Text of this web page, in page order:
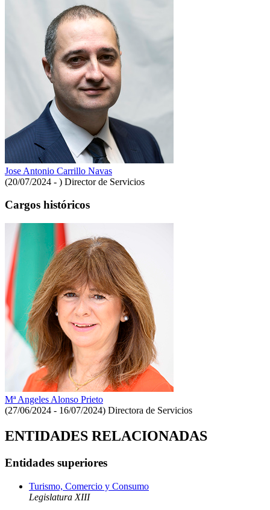
Jose Antonio Carrillo Navas
(20/07/2024 - ) Director de Servicios
Cargos históricos
Mª Angeles Alonso Prieto
(27/06/2024 - 16/07/2024) Directora de Servicios
ENTIDADES RELACIONADAS
Entidades superiores
Turismo, Comercio y Consumo
Legislatura XIII